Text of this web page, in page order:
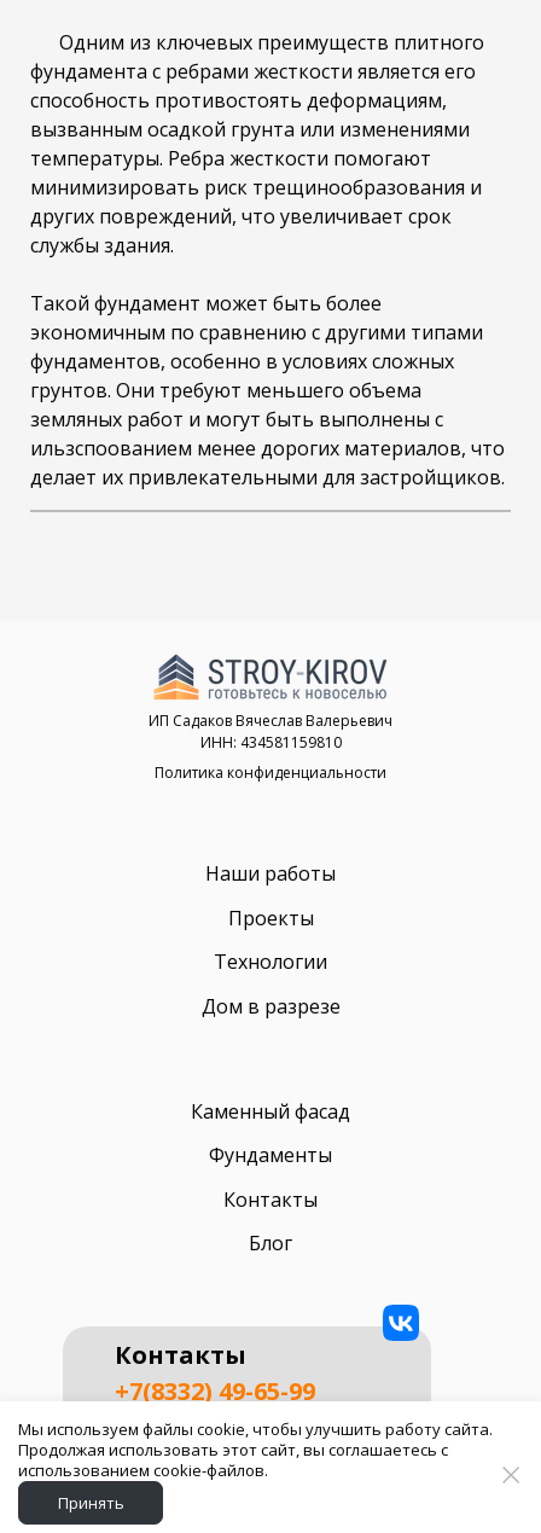
Одним из ключевых преимуществ плитного
фундамента с ребрами жесткости является его
способность противостоять деформациям,
вызванным осадкой грунта или изменениями
температуры. Ребра жесткости помогают
минимизировать риск трещинообразования и
других повреждений, что увеличивает срок
службы здания.
Такой фундамент может быть более
экономичным по сравнению с другими типами
фундаментов, особенно в условиях сложных
грунтов. Они требуют меньшего объема
земляных работ и могут быть выполнены с
ильзспоованием менее дорогих материалов, что
делает их привлекательными для застройщиков.
ИП Садаков Вячеслав Валерьевич
ИНН: 434581159810
Политика конфиденциальности
Наши работы
Проекты
Технологии
Дом в разрезе
Каменный фасад
Фундаменты
Контакты
Блог
с 8:30 до 19:00 (пн-пт)
torgdomsk@gmail.com
г. Киров, ул. Московская 104в
+7(8332) 49-65-99
Контакты
Мы используем файлы cookie, чтобы улучшить работу сайта.
Продолжая использовать этот сайт, вы соглашаетесь с
использованием cookie-файлов.
Принять